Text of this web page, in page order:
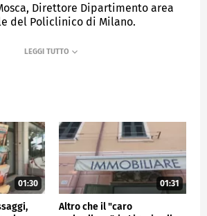
Direttore Dipartimento area
del Policlinico di Milano.
01:30 01:31
Altro che il "caro